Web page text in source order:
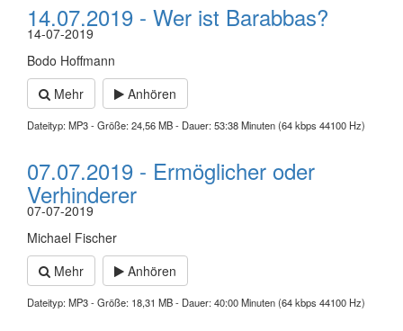
14.07.2019 - Wer ist Barabbas?
14-07-2019
Bodo Hoffmann
Mehr
Anhören
Dateityp: MP3 - Größe: 24,56 MB - Dauer: 53:38 Minuten (64 kbps 44100 Hz)
07.07.2019 - Ermöglicher oder
Verhinderer
07-07-2019
Michael Fischer
Mehr
Anhören
Dateityp: MP3 - Größe: 18,31 MB - Dauer: 40:00 Minuten (64 kbps 44100 Hz)